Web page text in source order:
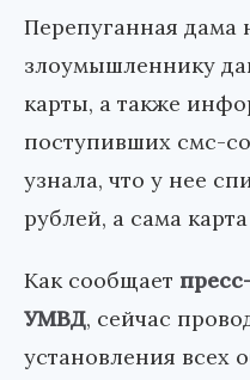
Перепуганная дама
злоумышленнику
карты, а также
поступивших смс-
узнала, что у нее
рублей, а сама
Как сообщает
УМВД, сейчас
установления всех